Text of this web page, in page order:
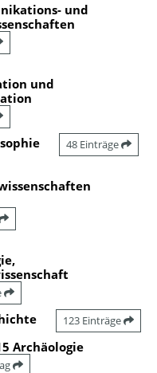
und
und
48 Einträge
123 Einträge
Archäologie